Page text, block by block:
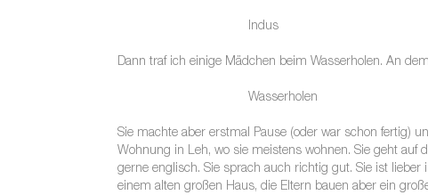
Indus
Dann traf ich einige Mädchen beim Wasserholen. An
Wasserholen
Sie machte aber erstmal Pause (oder war schon fertig)
Wohnung in Leh, wo sie meistens wohnen. Sie geht auf
gerne englisch. Sie sprach auch richtig gut. Sie ist
einem alten großen Haus, die Eltern bauen aber ein